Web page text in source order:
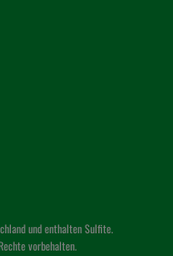
und enthalten Sulfite.
vorbehalten.